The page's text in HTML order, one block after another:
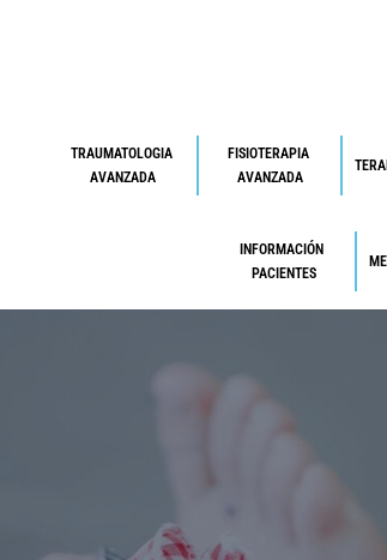
TRAUMATOLOGIA
AVANZADA
FISIOTERAPIA
AVANZADA
INFORMACIÓN
PACIENTES